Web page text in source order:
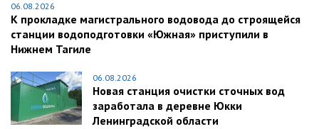
06.08.2026
К прокладке магистрального водовода до строящейся
станции водоподготовки «Южная» приступили в
Нижнем Тагиле
06.08.2026
Новая станция очистки сточных вод
заработала в деревне Юкки
Ленинградской области